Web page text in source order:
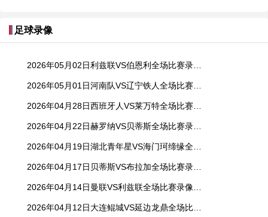
足球录像
2026年05月02日利兹联VS伯恩利全场比赛录像回放
2026年05月01日河南队VS辽宁铁人全场比赛录像回放
2026年04月28日西班牙人VS莱万特全场比赛录像回放
2026年04月22日赫罗纳VS贝蒂斯全场比赛录像回放
2026年04月19日湖北青年星VS海门珂缔缘全场比赛录像回放
2026年04月17日贝蒂斯VS布拉加全场比赛录像回放
2026年04月14日曼联VS利兹联全场比赛录像回放
2026年04月12日大连鲲城VS延边龙鼎全场比赛录像回放